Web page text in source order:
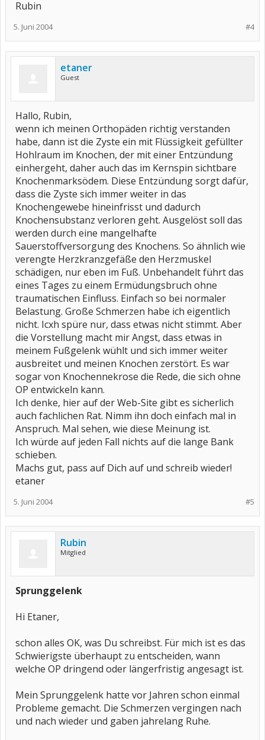
Rubin
#4
5. Juni 2004
etaner
Guest
Hallo, Rubin,
wenn ich meinen Orthopäden richtig verstanden
habe, dann ist die Zyste ein mit Flüssigkeit gefüllter
Hohlraum im Knochen, der mit einer Entzündung
einhergeht, daher auch das im Kernspin sichtbare
Knochenmarksödem. Diese Entzündung sorgt dafür,
dass die Zyste sich immer weiter in das
Knochengewebe hineinfrisst und dadurch
Knochensubstanz verloren geht. Ausgelöst soll das
werden durch eine mangelhafte
Sauerstoffversorgung des Knochens. So ähnlich wie
verengte Herzkranzgefäße den Herzmuskel
schädigen, nur eben im Fuß. Unbehandelt führt das
eines Tages zu einem Ermüdungsbruch ohne
traumatischen Einfluss. Einfach so bei normaler
Belastung. Große Schmerzen habe ich eigentlich
nicht. Icxh spüre nur, dass etwas nicht stimmt. Aber
die Vorstellung macht mir Angst, dass etwas in
meinem Fußgelenk wühlt und sich immer weiter
ausbreitet und meinen Knochen zerstört. Es war
sogar von Knochennekrose die Rede, die sich ohne
OP entwickeln kann.
Ich denke, hier auf der Web-Site gibt es sicherlich
auch fachlichen Rat. Nimm ihn doch einfach mal in
Anspruch. Mal sehen, wie diese Meinung ist.
Ich würde auf jeden Fall nichts auf die lange Bank
schieben.
Machs gut, pass auf Dich auf und schreib wieder!
etaner
#5
5. Juni 2004
Rubin
Mitglied
Sprunggelenk
Hi Etaner,
schon alles OK, was Du schreibst. Für mich ist es das
Schwierigste überhaupt zu entscheiden, wann
welche OP dringend oder längerfristig angesagt ist.
Mein Sprunggelenk hatte vor Jahren schon einmal
Probleme gemacht. Die Schmerzen vergingen nach
und nach wieder und gaben jahrelang Ruhe.